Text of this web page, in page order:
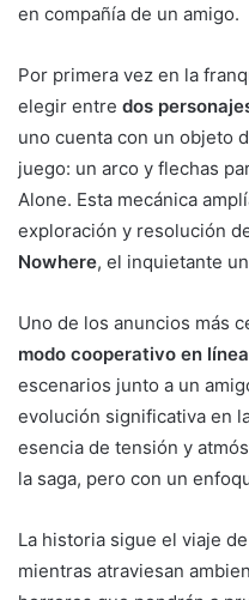
en compañía de un amigo.
Por primera vez en la
elegir entre dos
uno cuenta con un objeto
juego: un arco y flechas
Alone. Esta mecánica
exploración y resolución
Nowhere, el inquietante
Uno de los anuncios más
modo cooperativo en línea
escenarios junto a un
evolución significativa en
esencia de tensión y
la saga, pero con un
La historia sigue el viaje
mientras atraviesan